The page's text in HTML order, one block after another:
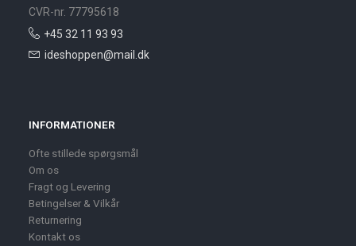
CVR-nr. 77795618
+45 32 11 93 93
ideshoppen@mail.dk
INFORMATIONER
Ofte stillede spørgsmål
Om os
Fragt og Levering
Betingelser & Vilkår
Returnering
Kontakt os